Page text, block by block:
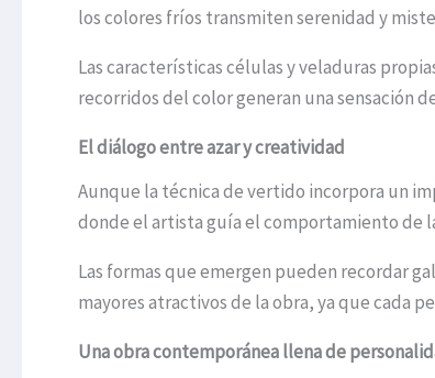
los colores fríos transmiten serenidad y
Las características células y veladuras
recorridos del color generan una sensación
El diálogo entre azar y creatividad
Aunque la técnica de vertido incorpora un
donde el artista guía el comportamiento de
Las formas que emergen pueden recordar
mayores atractivos de la obra, ya que cada
Una obra contemporánea llena de